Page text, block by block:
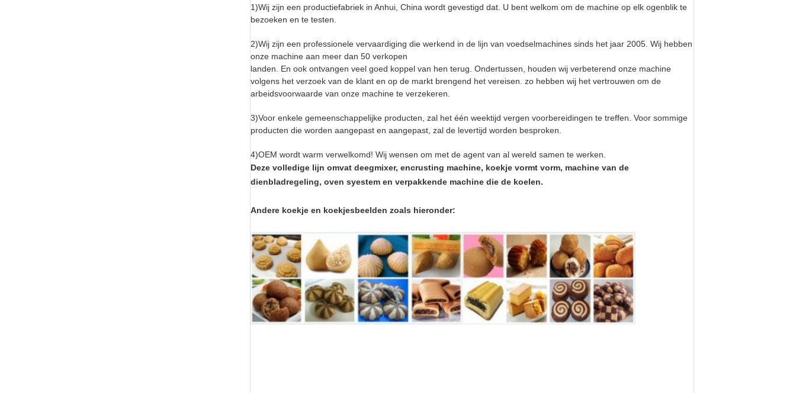
1)Wij zijn een productiefabriek in Anhui, China wordt gevestigd dat. U bent welkom om de machine op elk ogenblik te
bezoeken en te testen.
2)Wij zijn een professionele vervaardiging die werkend in de lijn van voedselmachines sinds het jaar 2005. Wij hebben
onze machine aan meer dan 50 verkopen
landen. En ook ontvangen veel goed koppel van hen terug. Ondertussen, houden wij verbeterend onze machine
volgens het verzoek van de klant en op de markt brengend het vereisen. zo hebben wij het vertrouwen om de
arbeidsvoorwaarde van onze machine te verzekeren.
3)Voor enkele gemeenschappelijke producten, zal het één weektijd vergen voorbereidingen te treffen. Voor sommige
producten die worden aangepast en aangepast, zal de levertijd worden besproken.
4)OEM wordt warm verwelkomd! Wij wensen om met de agent van al wereld samen te werken.
Deze volledige lijn omvat deegmixer, encrusting machine, koekje vormt vorm, machine van de
dienbladregeling, oven syestem en verpakkende machine die de koelen.
Andere koekje en koekjesbeelden zoals hieronder: